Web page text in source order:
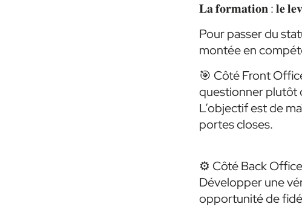
𝐋𝐚 𝐟𝐨𝐫𝐦𝐚𝐭𝐢𝐨𝐧 : 𝐥𝐞
Pour passer du
montée en
🎯 Côté Front
questionner plutôt
L’objectif est de
portes closes.
⚙️ Côté Back
Développer une
opportunité de